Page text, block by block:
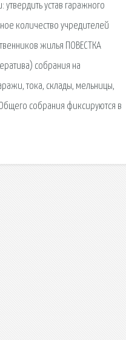
устав гаражного
количество учредителей
жилья ПОВЕСТКА
собрания на
тока, склады, мельницы,
собрания фиксируются в